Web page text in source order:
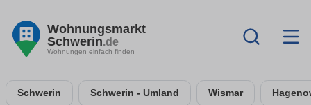
Wohnungsmarkt
Schwerin.de
Wohnungen einfach finden
Schwerin Schwerin - Umland Wismar